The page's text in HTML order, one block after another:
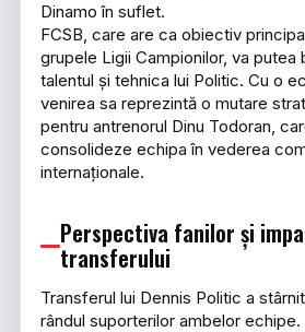
Dinamo în suflet.
FCSB, care are ca obiectiv
grupele Ligii Campionilor, va putea
talentul și tehnica lui Politic. Cu o
venirea sa reprezintă o mutare
pentru antrenorul Dinu Todoran,
consolideze echipa în vederea
internaționale.
Perspectiva fanilor și
transferului
Transferul lui Dennis Politic a
rândul suporterilor ambelor echipe.